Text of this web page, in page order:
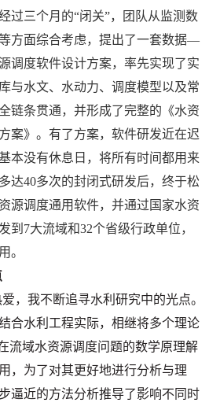
过三个月的“闭关”，团队从监测数
方面综合考虑，提出了一套数据—
调度软件设计方案，率先实现了实
与水文、水动力、调度模型以及常
链条贯通，并形成了完整的《水资
案》。有了方案，软件研发近在迟
本没有休息日，将所有时间都用来
达40多次的封闭式研发后，终于松
源调度通用软件，并通过国家水资
到7大流域和32个省级行政单位，
。
，我不断追寻水利研究中的光点。
合水利工程实际，相继将多个理论
流域水资源调度问题的数学原理解
，为了对其更好地进行分析与理
逼近的方法分析推导了影响不同时